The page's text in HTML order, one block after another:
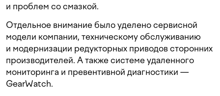
и проблем со смазкой.
Отдельное внимание было уделено сервисной
модели компании, техническому обслуживанию
и модернизации редукторных приводов сторонних
производителей. А также системе удаленного
мониторинга и превентивной диагностики —
GearWatch.